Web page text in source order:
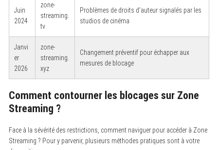
Juin
2024
zone-
streaming.
tv
Problèmes de droits d’auteur signalés par les
studios de cinéma
Janvi
er
2026
zone-
streaming.
xyz
Changement préventif pour échapper aux
mesures de blocage
Comment contourner les blocages sur Zone
Streaming ?
Face à la sévérité des restrictions, comment naviguer pour accéder à Zone
Streaming ? Pour y parvenir, plusieurs méthodes pratiques sont à votre